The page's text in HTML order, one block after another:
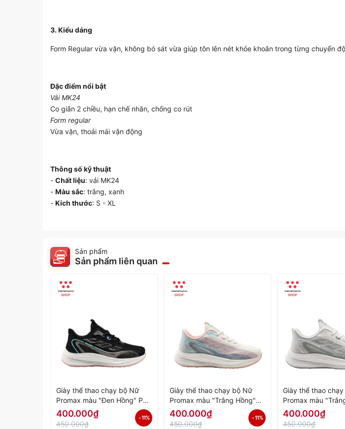
3. Kiểu dáng
Form Regular vừa vặn, không bó sát vừa giúp tôn lên nét khỏe khoắn trong từng chuyển
Đặc điểm nổi bật
Vải MK24
Co giãn 2 chiều, hạn chế nhăn, chống co rút
Form regular
Vừa vặn, thoải mái vận động
Thông số kỹ thuật
- Chất liệu: vải MK24
- Màu sắc: trắng, xanh
- Kích thước: S - XL
Sản phẩm
Sản phẩm liên quan
Giày thể thao chạy bộ Nữ
Promax màu "Đen Hồng" PR-
2206-06 - Hàng Chính Hãng
400.000₫
450.000₫
- 11%
Giày thể thao chạy bộ Nữ
Promax màu "Trắng Hồng"
PR-2206-05 - Hàng Chính
Hãng
400.000₫
450.000₫
- 11%
Giày thể thao
Promax màu
2206-04 - Hàng
400.000₫
450.000₫